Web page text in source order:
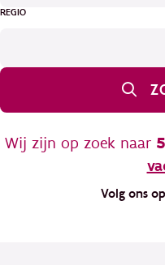
REGIO
Wij zijn op zoek naar 5
Volg ons op